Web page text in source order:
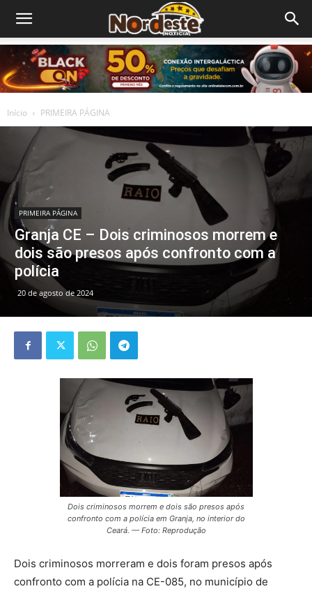
Início PRIMEIRA PÁGINA
PRIMEIRA PÁGINA
Granja CE – Dois criminosos morrem e
dois são presos após confronto com a
polícia
20 de agosto de 2024
Dois criminosos morrem e dois são presos após
confronto com a polícia em Granja, no interior do
Ceará. — Foto: Reprodução
Dois criminosos morreram e dois foram presos após
confronto com a polícia na CE-085, no município de